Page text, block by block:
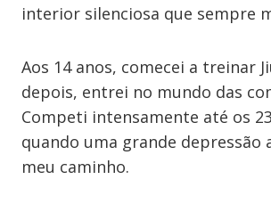
interior silenciosa que sempre
Aos 14 anos, comecei a treinar
depois, entrei no mundo das
Competi intensamente até os
quando uma grande depressão
meu caminho.